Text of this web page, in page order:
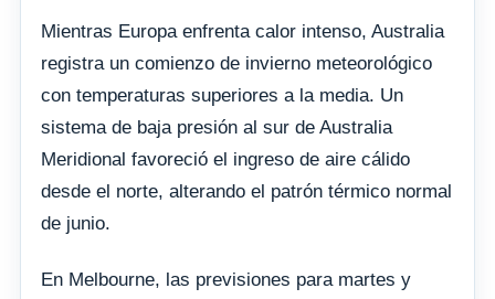
Mientras Europa enfrenta calor intenso, Australia
registra un comienzo de invierno meteorológico
con temperaturas superiores a la media. Un
sistema de baja presión al sur de Australia
Meridional favoreció el ingreso de aire cálido
desde el norte, alterando el patrón térmico normal
de junio.
En Melbourne, las previsiones para martes y